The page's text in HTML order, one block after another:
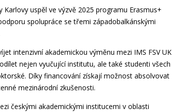
uspěl ve výzvě 2025 programu Erasmus+
spolupráce se třemi západobalkánskými
intenzivní akademickou výměnu mezi IMS FSV UK
nejen vyučující institutu, ale také studenti všech
Díky financování získají možnost absolvovat
mezinárodní zkušenosti.
českými akademickými institucemi v oblasti